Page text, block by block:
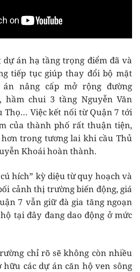
dự án hạ tầng trọng điểm đã và
tiếp tục giúp thay đổi bộ mặt
nâng cấp mở rộng đường
hầm chui 3 tầng Nguyễn Văn
Thọ… Việc kết nối từ Quận 7 tới
của thành phố rất thuận tiện,
hơn trong tương lai khi cầu Thủ
Khoái hoàn thành.
hích” kỳ diệu từ quy hoạch và
cảnh thị trường biến động, giá
7 vẫn giữ đà gia tăng ngoạn
tại đây đang dao động ở mức
chỉ rõ sẽ không còn nhiều
hữu các dự án căn hộ ven sông